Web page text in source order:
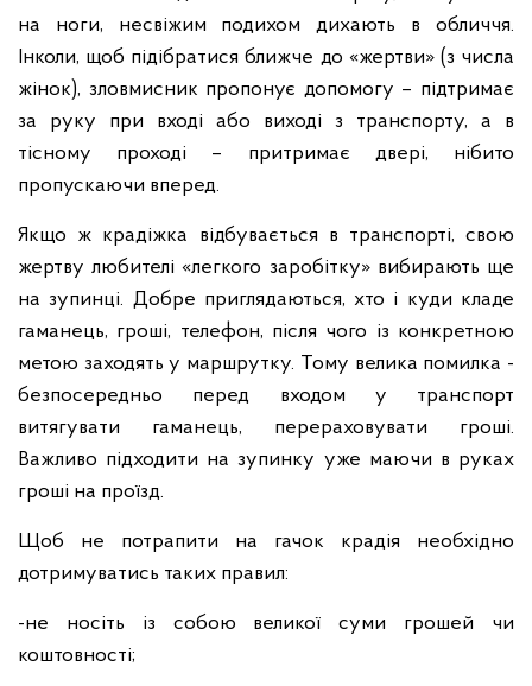
на ноги, несвіжим подихом дихають в обличчя.
Інколи, щоб підібратися ближче до «жертви» (з числа
жінок), зловмисник пропонує допомогу – підтримає
за руку при вході або виході з транспорту, а в
тісному проході – притримає двері, нібито
пропускаючи вперед.
Якщо ж крадіжка відбувається в транспорті, свою
жертву любителі «легкого заробітку» вибирають ще
на зупинці. Добре приглядаються, хто і куди кладе
гаманець, гроші, телефон, після чого із конкретною
метою заходять у маршрутку. Тому велика помилка -
безпосередньо перед входом у транспорт
витягувати гаманець, перераховувати гроші.
Важливо підходити на зупинку уже маючи в руках
гроші на проїзд.
Щоб не потрапити на гачок крадія необхідно
дотримуватись таких правил:
-не носіть із собою великої суми грошей чи
коштовності;